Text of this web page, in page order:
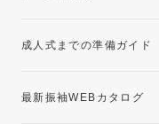
成人式までの準備ガイド
最新振袖WEBカタログ